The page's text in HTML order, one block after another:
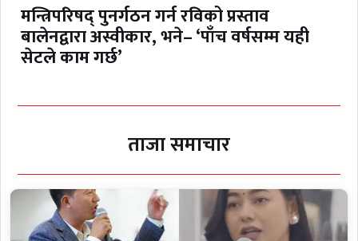
मन्त्रिपरिषद् पुनर्गठन गर्न रविको प्रस्ताव
बालेनद्वारा अस्वीकार, भने– ‘पाँच वर्षसम्म यही
सेटले काम गर्छ’
ताजा समाचार